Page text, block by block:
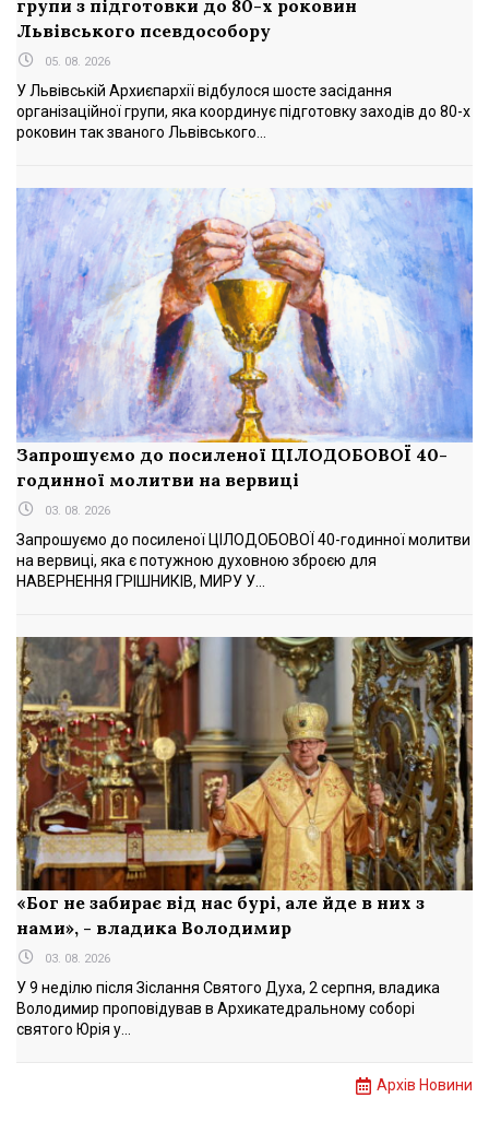
групи з підготовки до 80-х роковин
Львівського псевдособору
05. 08. 2026
У Львівській Архиєпархії відбулося шосте засідання
організаційної групи, яка координує підготовку заходів до 80-х
роковин так званого Львівського...
Запрошуємо до посиленої ЦІЛОДОБОВОЇ 40-
годинної молитви на вервиці
03. 08. 2026
Запрошуємо до посиленої ЦІЛОДОБОВОЇ 40-годинної молитви
на вервиці, яка є потужною духовною зброєю для
НАВЕРНЕННЯ ГРІШНИКІВ, МИРУ У...
«Бог не забирає від нас бурі, але йде в них з
нами», - владика Володимир
03. 08. 2026
У 9 неділю після Зіслання Святого Духа, 2 серпня, владика
Володимир проповідував в Архикатедральному соборі
святого Юрія у...
Архів Новини